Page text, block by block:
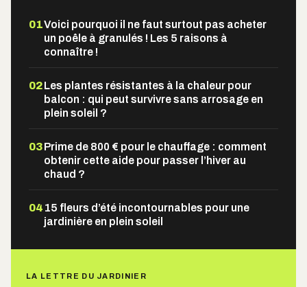
01Voici pourquoi il ne faut surtout pas acheter
un poêle à granulés ! Les 5 raisons à
connaître !
02Les plantes résistantes à la chaleur pour
balcon : qui peut survivre sans arrosage en
plein soleil ?
03Prime de 800 € pour le chauffage : comment
obtenir cette aide pour passer l’hiver au
chaud ?
04 15 fleurs d’été incontournables pour une
jardinière en plein soleil
LA LETTRE DU JARDINIER